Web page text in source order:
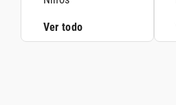
Ver todo